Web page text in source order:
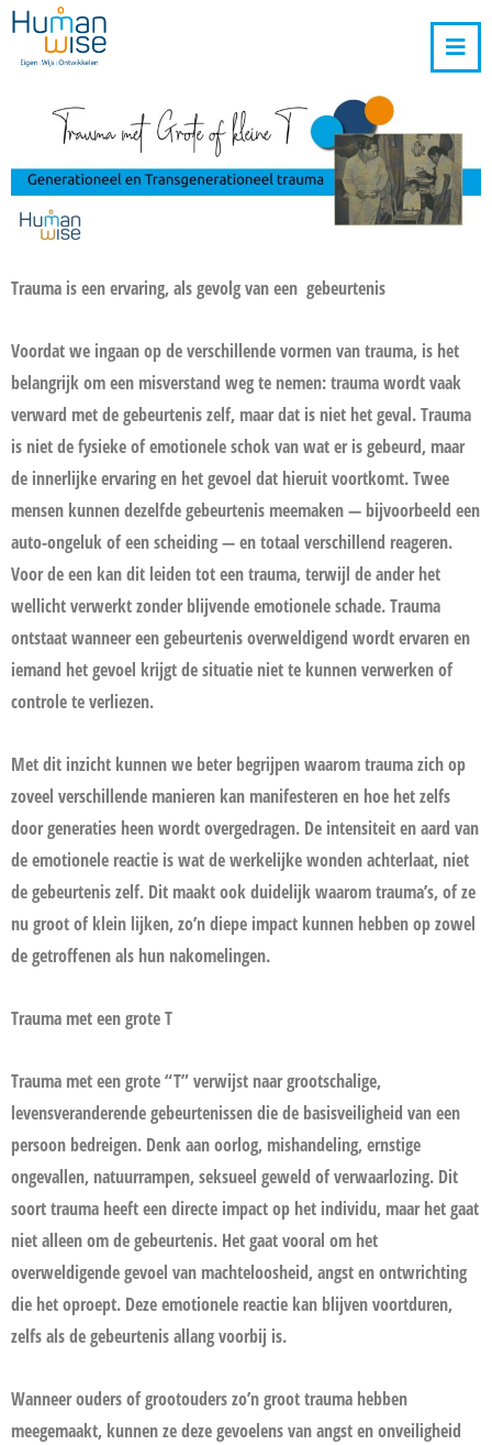
Trauma is een ervaring, als gevolg van een gebeurtenis
Voordat we ingaan op de verschillende vormen van trauma, is het
belangrijk om een misverstand weg te nemen: trauma wordt vaak
verward met de gebeurtenis zelf, maar dat is niet het geval. Trauma
is niet de fysieke of emotionele schok van wat er is gebeurd, maar
de innerlijke ervaring en het gevoel dat hieruit voortkomt. Twee
mensen kunnen dezelfde gebeurtenis meemaken — bijvoorbeeld een
auto-ongeluk of een scheiding — en totaal verschillend reageren.
Voor de een kan dit leiden tot een trauma, terwijl de ander het
wellicht verwerkt zonder blijvende emotionele schade. Trauma
ontstaat wanneer een gebeurtenis overweldigend wordt ervaren en
iemand het gevoel krijgt de situatie niet te kunnen verwerken of
controle te verliezen.
Met dit inzicht kunnen we beter begrijpen waarom trauma zich op
zoveel verschillende manieren kan manifesteren en hoe het zelfs
door generaties heen wordt overgedragen. De intensiteit en aard van
de emotionele reactie is wat de werkelijke wonden achterlaat, niet
de gebeurtenis zelf. Dit maakt ook duidelijk waarom trauma’s, of ze
nu groot of klein lijken, zo’n diepe impact kunnen hebben op zowel
de getroffenen als hun nakomelingen.
Trauma met een grote T
Trauma met een grote “T” verwijst naar grootschalige,
levensveranderende gebeurtenissen die de basisveiligheid van een
persoon bedreigen. Denk aan oorlog, mishandeling, ernstige
ongevallen, natuurrampen, seksueel geweld of verwaarlozing. Dit
soort trauma heeft een directe impact op het individu, maar het gaat
niet alleen om de gebeurtenis. Het gaat vooral om het
overweldigende gevoel van machteloosheid, angst en ontwrichting
die het oproept. Deze emotionele reactie kan blijven voortduren,
zelfs als de gebeurtenis allang voorbij is.
Wanneer ouders of grootouders zo’n groot trauma hebben
meegemaakt, kunnen ze deze gevoelens van angst en onveiligheid